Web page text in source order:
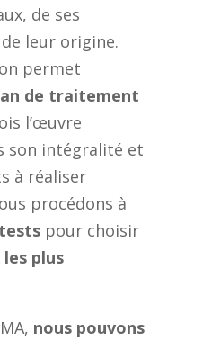
de ses
leur origine.
permet
de traitement
l’œuvre
son intégralité et
à réaliser
procédons à
testspour choisir
plus
nous pouvons